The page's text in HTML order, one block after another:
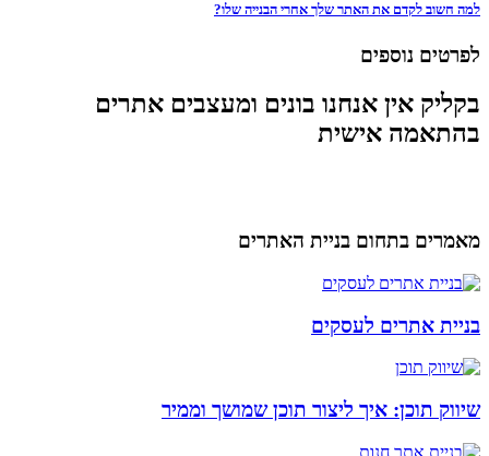
למה חשוב לקדם את האתר שלך אחרי הבנייה שלו?
לפרטים נוספים
בקליק אין אנחנו בונים ומעצבים אתרים
בהתאמה אישית
מאמרים בתחום בניית האתרים
בניית אתרים לעסקים
שיווק תוכן: איך ליצור תוכן שמושך וממיר